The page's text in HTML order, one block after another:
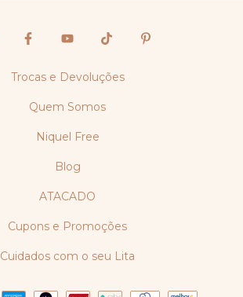
Trocas e Devoluções
Quem Somos
Niquel Free
Blog
ATACADO
Cupons e Promoções
Cuidados com o seu Lita